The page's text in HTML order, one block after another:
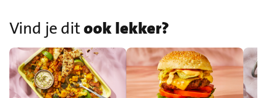
Vind je ditook lekker?